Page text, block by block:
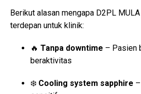
Berikut alasan mengapa D2PL
terdepan untuk klinik:
🔥 Tanpa downtime – Pasien
beraktivitas
❄️ Cooling system sapphire